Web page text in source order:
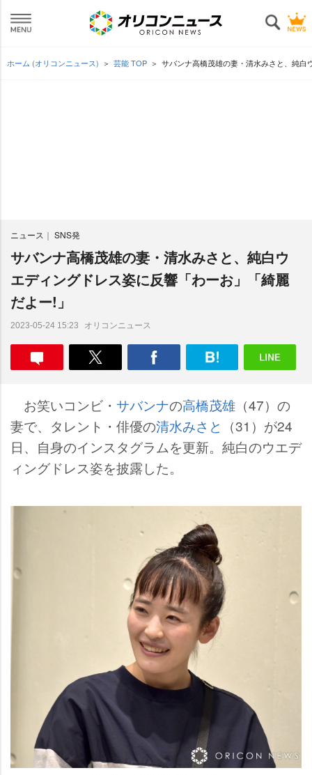
ホーム (オリコンニュース) 芸能 TOP サバンナ高橋茂雄の妻・清水みさと、純
ニュース SNS発
サバンナ高橋茂雄の妻・清水みさと、純白ウ
エディングドレス姿に反響「わーお」「綺麗
だよー!」
2023-05-24 15:23 オリコンニュース
お笑いコンビ・ サバンナの高橋茂雄 （47）の
妻で、タレント・俳優の清水みさと （31）が24
日、自身のインスタグラムを更新。純白のウエデ
ィングドレス姿を披露した。